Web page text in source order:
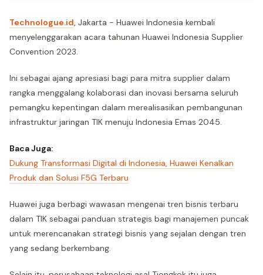
Technologue.id, Jakarta - Huawei Indonesia kembali
menyelenggarakan acara tahunan Huawei Indonesia Supplier
Convention 2023.
Ini sebagai ajang apresiasi bagi para mitra supplier dalam
rangka menggalang kolaborasi dan inovasi bersama seluruh
pemangku kepentingan dalam merealisasikan pembangunan
infrastruktur jaringan TIK menuju Indonesia Emas 2045.
Baca Juga:
Dukung Transformasi Digital di Indonesia, Huawei Kenalkan
Produk dan Solusi F5G Terbaru
Huawei juga berbagi wawasan mengenai tren bisnis terbaru
dalam TIK sebagai panduan strategis bagi manajemen puncak
untuk merencanakan strategi bisnis yang sejalan dengan tren
yang sedang berkembang.